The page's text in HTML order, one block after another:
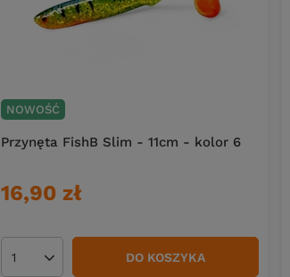
NOWOŚĆ
Przynęta FishB Slim - 11cm - kolor 6
16,90 zł
Ilość produktów DO KOSZYKA